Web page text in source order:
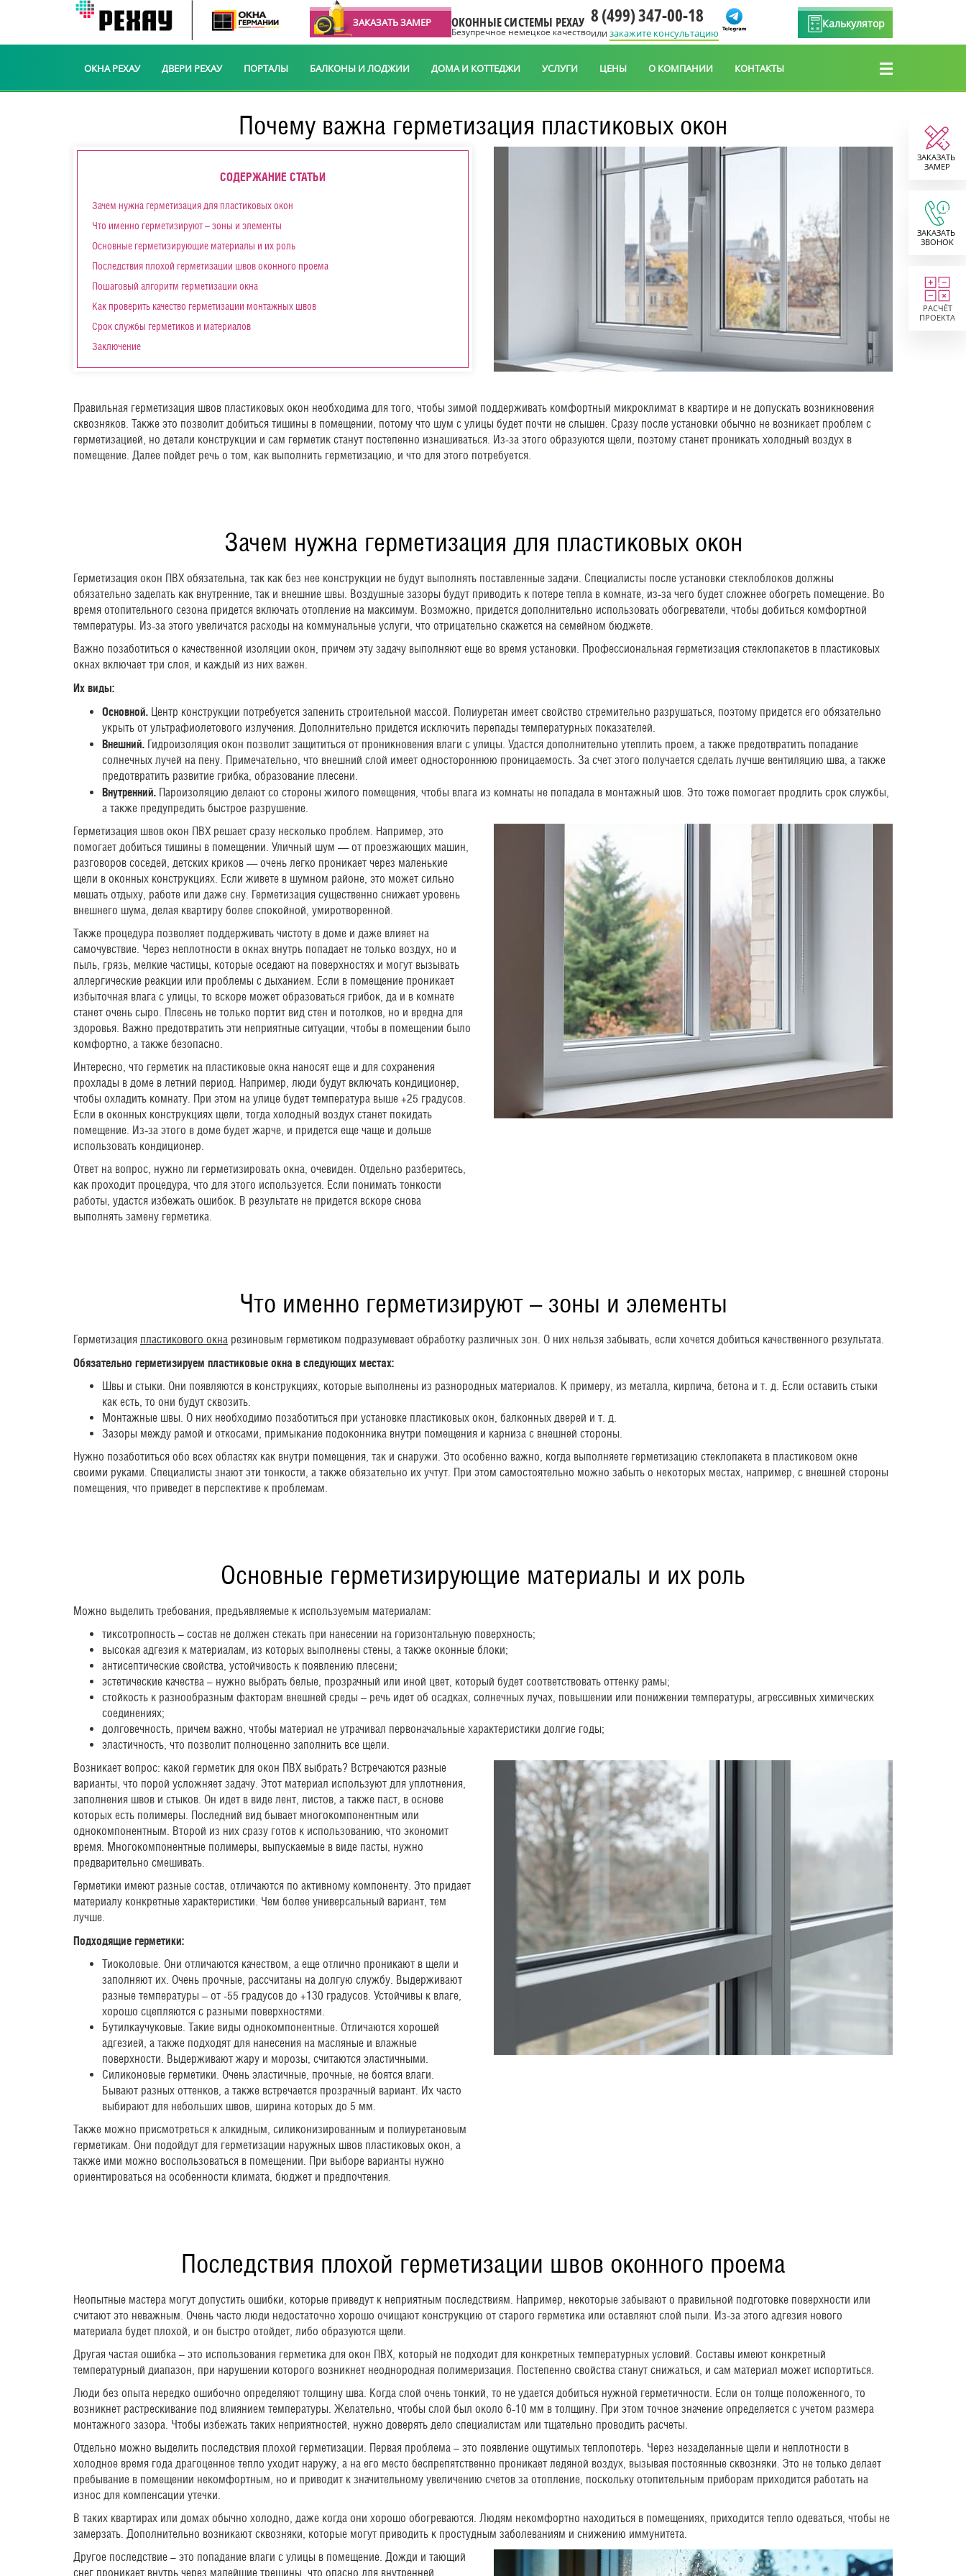
ЗАКАЗАТЬ ЗАМЕР ОКОННЫЕ СИСТЕМЫ РЕХАУ
Безупречное немецкое качество
8 (499) 347-00-18
илизакажите консультацию
Калькулятор
ОКНА РЕХАУ ДВЕРИ РЕХАУ ПОРТАЛЫ БАЛКОНЫ И ЛОДЖИИ ДОМА И КОТТЕДЖИ УСЛУГИ ЦЕНЫ О КОМПАНИИ КОНТАКТЫ
Почему важна герметизация пластиковых окон
СОДЕРЖАНИЕ СТАТЬИ
Зачем нужна герметизация для пластиковых окон
Что именно герметизируют – зоны и элементы
Основные герметизирующие материалы и их роль
Последствия плохой герметизации швов оконного проема
Пошаговый алгоритм герметизации окна
Как проверить качество герметизации монтажных швов
Срок службы герметиков и материалов
Заключение
Правильная герметизация швов пластиковых окон необходима для того, чтобы зимой поддерживать комфортный микроклимат в квартире и не допускать возникновения
сквозняков. Также это позволит добиться тишины в помещении, потому что шум с улицы будет почти не слышен. Сразу после установки обычно не возникает проблем с
герметизацией, но детали конструкции и сам герметик станут постепенно изнашиваться. Из-за этого образуются щели, поэтому станет проникать холодный воздух в
помещение. Далее пойдет речь о том, как выполнить герметизацию, и что для этого потребуется.
Зачем нужна герметизация для пластиковых окон
Герметизация окон ПВХ обязательна, так как без нее конструкции не будут выполнять поставленные задачи. Специалисты после установки стеклоблоков должны
обязательно заделать как внутренние, так и внешние швы. Воздушные зазоры будут приводить к потере тепла в комнате, из-за чего будет сложнее обогреть помещение. Во
время отопительного сезона придется включать отопление на максимум. Возможно, придется дополнительно использовать обогреватели, чтобы добиться комфортной
температуры. Из-за этого увеличатся расходы на коммунальные услуги, что отрицательно скажется на семейном бюджете.
Важно позаботиться о качественной изоляции окон, причем эту задачу выполняют еще во время установки. Профессиональная герметизация стеклопакетов в пластиковых
окнах включает три слоя, и каждый из них важен.
Их виды:
Основной. Центр конструкции потребуется запенить строительной массой. Полиуретан имеет свойство стремительно разрушаться, поэтому придется его обязательно
укрыть от ультрафиолетового излучения. Дополнительно придется исключить перепады температурных показателей.
Внешний. Гидроизоляция окон позволит защититься от проникновения влаги с улицы. Удастся дополнительно утеплить проем, а также предотвратить попадание
солнечных лучей на пену. Примечательно, что внешний слой имеет одностороннюю проницаемость. За счет этого получается сделать лучше вентиляцию шва, а также
предотвратить развитие грибка, образование плесени.
Внутренний. Пароизоляцию делают со стороны жилого помещения, чтобы влага из комнаты не попадала в монтажный шов. Это тоже помогает продлить срок службы,
а также предупредить быстрое разрушение.
Герметизация швов окон ПВХ решает сразу несколько проблем. Например, это
помогает добиться тишины в помещении. Уличный шум — от проезжающих машин,
разговоров соседей, детских криков — очень легко проникает через маленькие
щели в оконных конструкциях. Если живете в шумном районе, это может сильно
мешать отдыху, работе или даже сну. Герметизация существенно снижает уровень
внешнего шума, делая квартиру более спокойной, умиротворенной.
Также процедура позволяет поддерживать чистоту в доме и даже влияет на
самочувствие. Через неплотности в окнах внутрь попадает не только воздух, но и
пыль, грязь, мелкие частицы, которые оседают на поверхностях и могут вызывать
аллергические реакции или проблемы с дыханием. Если в помещение проникает
избыточная влага с улицы, то вскоре может образоваться грибок, да и в комнате
станет очень сыро. Плесень не только портит вид стен и потолков, но и вредна для
здоровья. Важно предотвратить эти неприятные ситуации, чтобы в помещении было
комфортно, а также безопасно.
Интересно, что герметик на пластиковые окна наносят еще и для сохранения
прохлады в доме в летний период. Например, люди будут включать кондиционер,
чтобы охладить комнату. При этом на улице будет температура выше +25 градусов.
Если в оконных конструкциях щели, тогда холодный воздух станет покидать
помещение. Из-за этого в доме будет жарче, и придется еще чаще и дольше
использовать кондиционер.
Ответ на вопрос, нужно ли герметизировать окна, очевиден. Отдельно разберитесь,
как проходит процедура, что для этого используется. Если понимать тонкости
работы, удастся избежать ошибок. В результате не придется вскоре снова
выполнять замену герметика.
Что именно герметизируют – зоны и элементы
Герметизация пластикового окна резиновым герметиком подразумевает обработку различных зон. О них нельзя забывать, если хочется добиться качественного результата.
Обязательно герметизируем пластиковые окна в следующих местах:
Швы и стыки. Они появляются в конструкциях, которые выполнены из разнородных материалов. К примеру, из металла, кирпича, бетона и т. д. Если оставить стыки
как есть, то они будут сквозить.
Монтажные швы. О них необходимо позаботиться при установке пластиковых окон, балконных дверей и т. д.
Зазоры между рамой и откосами, примыкание подоконника внутри помещения и карниза с внешней стороны.
Нужно позаботиться обо всех областях как внутри помещения, так и снаружи. Это особенно важно, когда выполняете герметизацию стеклопакета в пластиковом окне
своими руками. Специалисты знают эти тонкости, а также обязательно их учтут. При этом самостоятельно можно забыть о некоторых местах, например, с внешней стороны
помещения, что приведет в перспективе к проблемам.
Основные герметизирующие материалы и их роль
Можно выделить требования, предъявляемые к используемым материалам:
тиксотропность – состав не должен стекать при нанесении на горизонтальную поверхность;
высокая адгезия к материалам, из которых выполнены стены, а также оконные блоки;
антисептические свойства, устойчивость к появлению плесени;
эстетические качества – нужно выбрать белые, прозрачный или иной цвет, который будет соответствовать оттенку рамы;
стойкость к разнообразным факторам внешней среды – речь идет об осадках, солнечных лучах, повышении или понижении температуры, агрессивных химических
соединениях;
долговечность, причем важно, чтобы материал не утрачивал первоначальные характеристики долгие годы;
эластичность, что позволит полноценно заполнить все щели.
Возникает вопрос: какой герметик для окон ПВХ выбрать? Встречаются разные
варианты, что порой усложняет задачу. Этот материал используют для уплотнения,
заполнения швов и стыков. Он идет в виде лент, листов, а также паст, в основе
которых есть полимеры. Последний вид бывает многокомпонентным или
однокомпонентным. Второй из них сразу готов к использованию, что экономит
время. Многокомпонентные полимеры, выпускаемые в виде пасты, нужно
предварительно смешивать.
Герметики имеют разные состав, отличаются по активному компоненту. Это придает
материалу конкретные характеристики. Чем более универсальный вариант, тем
лучше.
Подходящие герметики:
Тиоколовые. Они отличаются качеством, а еще отлично проникают в щели и
заполняют их. Очень прочные, рассчитаны на долгую службу. Выдерживают
разные температуры – от -55 градусов до +130 градусов. Устойчивы к влаге,
хорошо сцепляются с разными поверхностями.
Бутилкаучуковые. Такие виды однокомпонентные. Отличаются хорошей
адгезией, а также подходят для нанесения на масляные и влажные
поверхности. Выдерживают жару и морозы, считаются эластичными.
Силиконовые герметики. Очень эластичные, прочные, не боятся влаги.
Бывают разных оттенков, а также встречается прозрачный вариант. Их часто
выбирают для небольших швов, ширина которых до 5 мм.
Также можно присмотреться к алкидным, силиконизированным и полиуретановым
герметикам. Они подойдут для герметизации наружных швов пластиковых окон, а
также ими можно воспользоваться в помещении. При выборе варианты нужно
ориентироваться на особенности климата, бюджет и предпочтения.
Последствия плохой герметизации швов оконного проема
Неопытные мастера могут допустить ошибки, которые приведут к неприятным последствиям. Например, некоторые забывают о правильной подготовке поверхности или
считают это неважным. Очень часто люди недостаточно хорошо очищают конструкцию от старого герметика или оставляют слой пыли. Из-за этого адгезия нового
материала будет плохой, и он быстро отойдет, либо образуются щели.
Другая частая ошибка – это использования герметика для окон ПВХ, который не подходит для конкретных температурных условий. Составы имеют конкретный
температурный диапазон, при нарушении которого возникнет неоднородная полимеризация. Постепенно свойства станут снижаться, и сам материал может испортиться.
Люди без опыта нередко ошибочно определяют толщину шва. Когда слой очень тонкий, то не удается добиться нужной герметичности. Если он толще положенного, то
возникнет растрескивание под влиянием температуры. Желательно, чтобы слой был около 6-10 мм в толщину. При этом точное значение определяется с учетом размера
монтажного зазора. Чтобы избежать таких неприятностей, нужно доверять дело специалистам или тщательно проводить расчеты.
Отдельно можно выделить последствия плохой герметизации. Первая проблема – это появление ощутимых теплопотерь. Через незаделанные щели и неплотности в
холодное время года драгоценное тепло уходит наружу, а на его место беспрепятственно проникает ледяной воздух, вызывая постоянные сквозняки. Это не только делает
пребывание в помещении некомфортным, но и приводит к значительному увеличению счетов за отопление, поскольку отопительным приборам приходится работать на
износ для компенсации утечки.
В таких квартирах или домах обычно холодно, даже когда они хорошо обогреваются. Людям некомфортно находиться в помещениях, приходится тепло одеваться, чтобы не
замерзать. Дополнительно возникают сквозняки, которые могут приводить к простудным заболеваниям и снижению иммунитета.
Другое последствие – это попадание влаги с улицы в помещение. Дожди и тающий
снег проникает внутрь через малейшие трещины, что опасно для внутренней
ЗАКАЗАТЬ
ЗАМЕР
ЗАКАЗАТЬ
ЗВОНОК
РАСЧЁТ
ПРОЕКТА